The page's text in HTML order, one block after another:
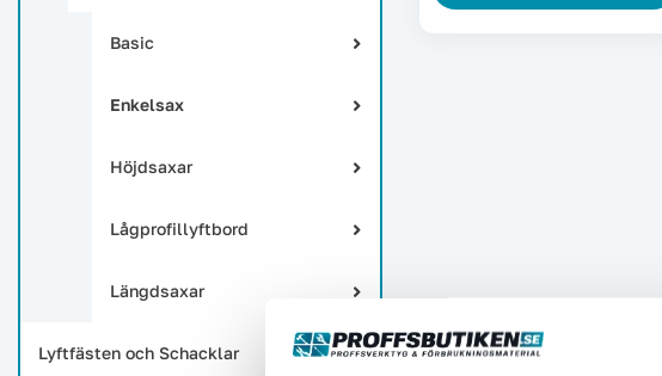
Basic
Enkelsax
Höjdsaxar
Lågprofillyftbord
Längdsaxar
Lyftfästen och Schacklar